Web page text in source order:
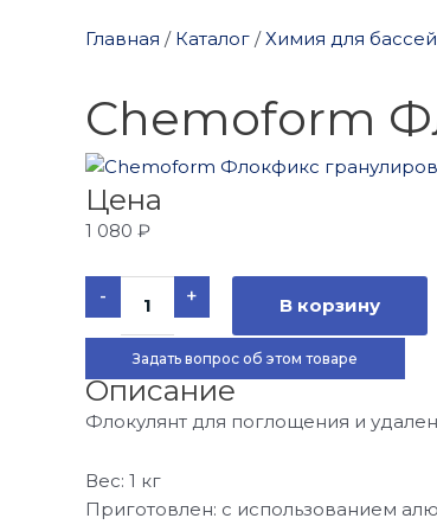
Главная / Каталог /Химия для
Chemoform
Цена
1 080 ₽
-
Количество
товара
Chemoform
Флокфикс
гранулированный
кг
+ В корзину
Задать вопрос об этом товаре
Описание
Флокулянт для поглощения и
Вес: 1 кг
Приготовлен: с использованием